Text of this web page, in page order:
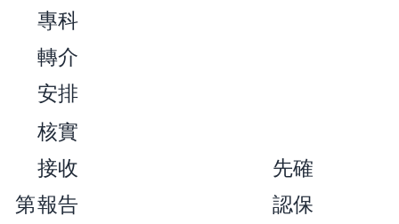
專科
轉介
安排
第
核實
接收
報告
先確
認保